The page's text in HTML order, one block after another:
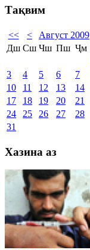
Тақвим
<< < Август 2009
Дш Сш Чш Пш Ҷм
3
4 5 6 7
10
11 12 13 14
17
18 19 20 21
24
25 26 27 28
31
Хазина аз